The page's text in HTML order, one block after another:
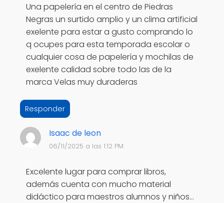
Una papelería en el centro de Piedras
Negras un surtido amplio y un clima artificial
exelente para estar a gusto comprando lo
q ocupes para esta temporada escolar o
cualquier cosa de papelería y mochilas de
exelente calidad sobre todo las de la
marca Velas muy duraderas
Responder
Isaac de leon
06/11/2025 a las 1:12 PM
Excelente lugar para comprar libros,
además cuenta con mucho material
didáctico para maestros alumnos y niños...